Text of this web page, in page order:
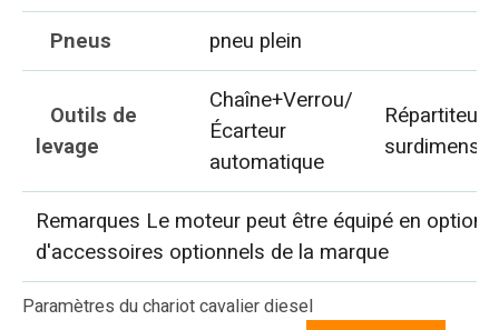
Pneus pneu plein
Outils de
levage
Chaîne+Verrou/
Écarteur
automatique
Répartiteur
Remarques Le moteur peut être équipé en option
d'accessoires optionnels de la marque
Paramètres du chariot cavalier diesel